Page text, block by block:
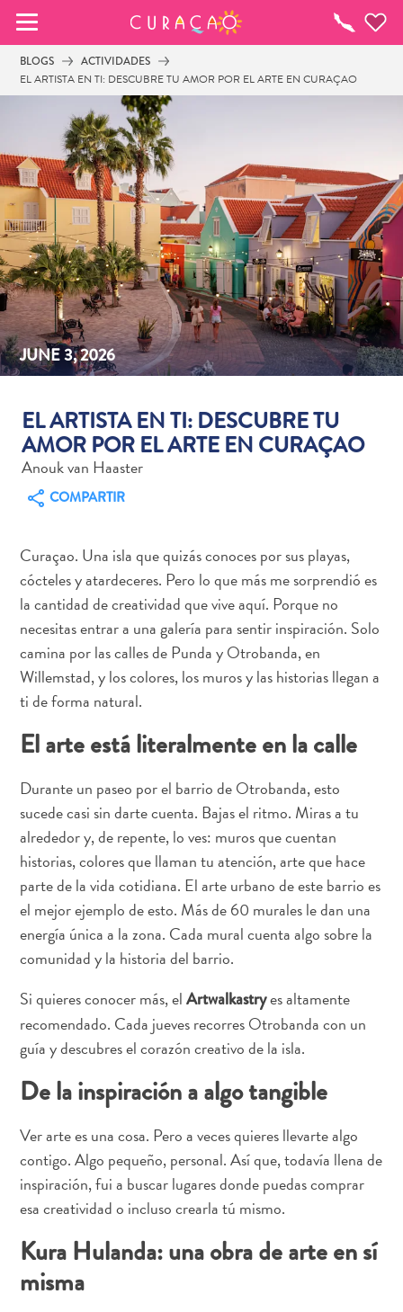
¿Qué
Hacer?
Actividades
de
coches
Arte
y
Cultura
Aventuras
en
Comida
bebida
Deportes
y
golf
Excursiones
Monumentos
lugares
de
interés
Museos
y
parques
Operadores
otro
Playas
Servicios
de
taxi
Sitios
BLOGS
ACTIVIDADES
EL ARTISTA EN TI: DESCUBRE TU AMOR POR EL ARTE EN CURAÇAO
JUNE 3, 2026
EL ARTISTA EN TI: DESCUBRE TU
AMOR POR EL ARTE EN CURAÇAO
Anouk van Haaster
COMPARTIR
Curaçao. Una isla que quizás conoces por sus playas,
cócteles y atardeceres. Pero lo que más me sorprendió es
la cantidad de creatividad que vive aquí. Porque no
necesitas entrar a una galería para sentir inspiración. Solo
camina por las calles de Punda y Otrobanda, en
Willemstad, y los colores, los muros y las historias llegan a
ti de forma natural.
El arte está literalmente en la calle
Durante un paseo por el barrio de Otrobanda, esto
sucede casi sin darte cuenta. Bajas el ritmo. Miras a tu
alrededor y, de repente, lo ves: muros que cuentan
historias, colores que llaman tu atención, arte que hace
parte de la vida cotidiana. El arte urbano de este barrio es
el mejor ejemplo de esto. Más de 60 murales le dan una
energía única a la zona. Cada mural cuenta algo sobre la
comunidad y la historia del barrio.
Si quieres conocer más, elArtwalkastryes altamente
recomendado. Cada jueves recorres Otrobanda con un
guía y descubres el corazón creativo de la isla.
De la inspiración a algo tangible
Ver arte es una cosa. Pero a veces quieres llevarte algo
contigo. Algo pequeño, personal. Así que, todavía llena de
inspiración, fui a buscar lugares donde puedas comprar
esa creatividad o incluso crearla tú mismo.
Kura Hulanda: una obra de arte en sí
misma
MIS FAVORITOS
Parece que no has guardado ningún
lugar favorito aún.
Cuando quiera guardar algo para más tarde, asegúrese
de hacer clic en el